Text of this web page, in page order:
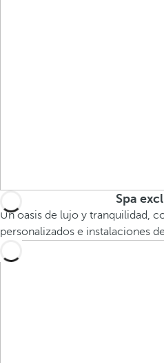
Spa
Un oasis de lujo y tranquilidad,
personalizados e instalaciones